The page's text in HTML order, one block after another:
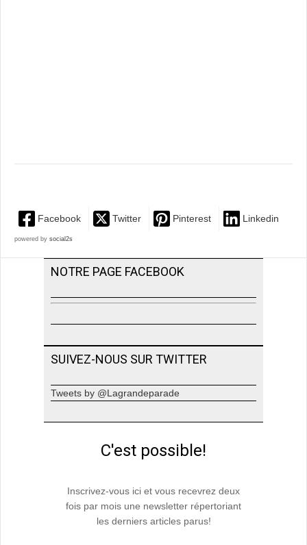
Facebook Twitter Pinterest Linkedin
powered by social2s
NOTRE PAGE FACEBOOK
SUIVEZ-NOUS SUR TWITTER
Tweets by @Lagrandeparade
C'est possible!
Inscrivez-vous ici et vous recevrez deux
fois par mois une newsletter répertoriant
les derniers articles parus!